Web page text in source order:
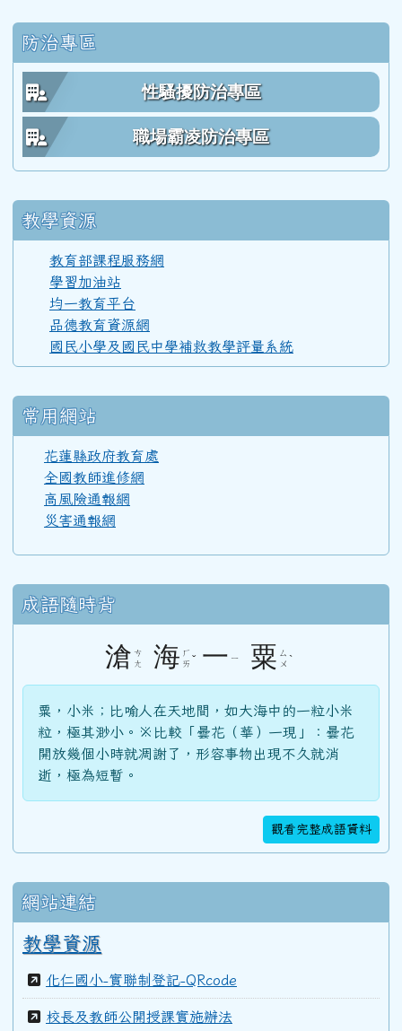
111學年度(112年6月)第53屆教師
110學年度(111年6月)第52屆教師
106學年度(107年6月)第48屆教師
100學年度(101年6月)第41屆乙班
100學年度(101年6月)第41屆甲班
99學年度(100年6月)第40屆乙班
防治專區
性騷擾防治專區
職場霸凌防治專區
教學資源
教育部課程服務網
學習加油站
均一教育平台
品德教育資源網
國民小學及國民中學補救教學評量系統
常用網站
花蓮縣政府教育處
全國教師進修網
高風險通報網
災害通報網
成語隨時背
滄 ㄘ
ㄤ
海 ㄏ
ㄞ ˇ 一 ㄧ 粟 ㄙ
ㄨ ˋ
粟，小米；比喻人在天地間，如大海中的一粒小米
粒，極其渺小。※比較「曇花（華）一現」：曇花
開放幾個小時就凋謝了，形容事物出現不久就消
逝，極為短暫。
觀看完整成語資料
網站連結
教學資源
化仁國小-實聯制登記-QRcode
校長及教師公開授課實施辦法